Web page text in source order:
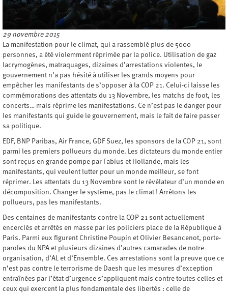
29 novembre 2015
La manifestation pour le climat, qui a rassemblé plus de 5000
personnes, a été violemment réprimée par la police. Utilisation de gaz
lacrymogènes, matraquages, dizaines d’arrestations violentes, le
gouvernement n’a pas hésité à utiliser les grands moyens pour
empêcher les manifestants de s’opposer à la COP 21. Celui-ci laisse les
commémorations des attentats du 13 Novembre, les matchs de foot, les
concerts… mais réprime les manifestations. Ce n’est pas le danger pour
les manifestants qui guide le gouvernement, mais le fait de faire passer
sa politique.
EDF, BNP Paribas, Air France, GDF Suez, les sponsors de la COP 21, sont
parmi les premiers pollueurs du monde. Les dictateurs du monde entier
sont reçus en grande pompe par Fabius et Hollande, mais les
manifestants, qui veulent lutter pour un monde meilleur, se font
réprimer. Les attentats du 13 Novembre sont le révélateur d’un monde en
décomposition. Changer le système, pas le climat ! Arrêtons les
pollueurs, pas les manifestants.
Des centaines de manifestants contre la COP 21 sont actuellement
encerclés et arrêtés en masse par les policiers place de la République à
Paris. Parmi eux figurent Christine Poupin et Olivier Besancenot, porte-
paroles du NPA et plusieurs dizaines d’autres camarades de notre
organisation, d’AL et d’Ensemble. Ces arrestations sont la preuve que ce
n’est pas contre le terrorisme de Daesh que les mesures d’exception
entraînées par l’état d’urgence s’appliquent mais contre toutes celles et
ceux qui exercent la plus fondamentale des libertés : celle de